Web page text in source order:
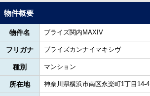
物件概要
物件名 ブライズ関内MAXIV
フリガナ ブライズカンナイマキシヴ
種別 マンション
所在地 神奈川県横浜市南区永楽町1丁目14-4